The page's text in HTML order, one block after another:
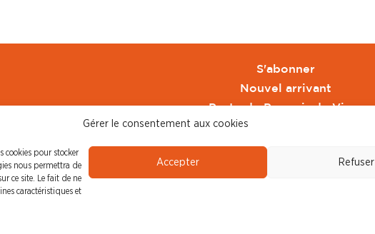
Gérer le consentement aux cookies
cookies pour stocker
nous permettra de
ce site. Le fait de ne
caractéristiques et
Accepter Refuser
S'abonner
Nouvel arrivant
Pacte de Pouvoir de Vivre
Toute l'actu CFDT Orange